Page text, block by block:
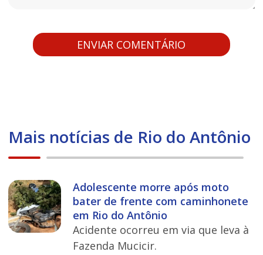
Mais notícias de Rio do Antônio
Adolescente morre após moto
bater de frente com caminhonete
em Rio do Antônio
Acidente ocorreu em via que leva à
Fazenda Mucicir.